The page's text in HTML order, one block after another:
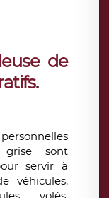
de
.
sont
servir à
véhicules,